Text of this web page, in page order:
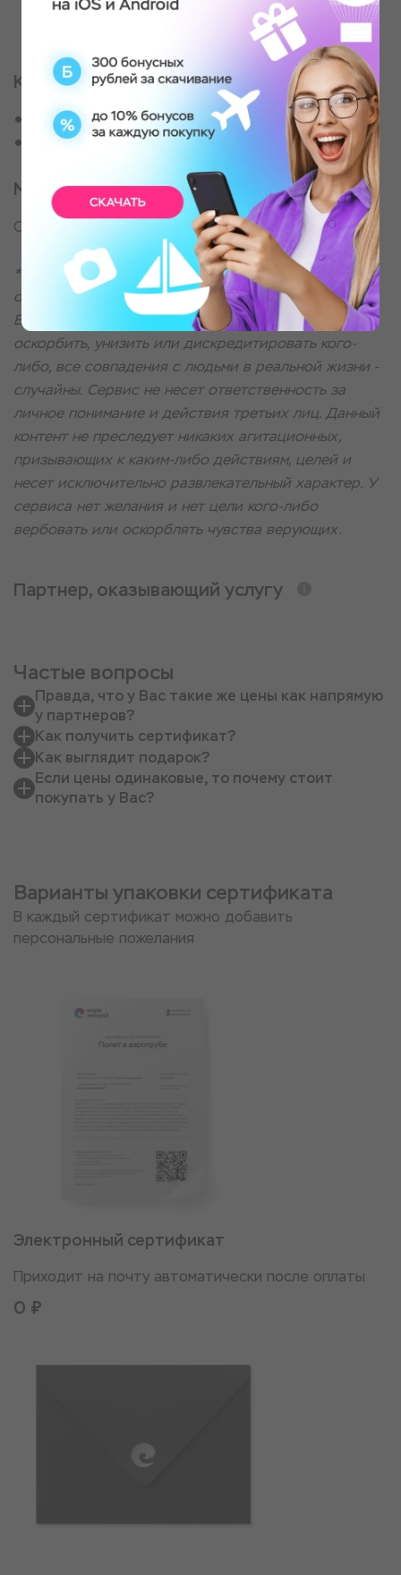
участник может обращаться с вопросами или за
Кому
Тому, кто хочет быстро решить вопрос
Всем, кто интересуется магическими штучками
Место проведения
Онлайн-формат в мессенджере
* Информация об услуге представлена в
ознакомительно-развлекательных целях.
Вышеописанные материалы не несут цели
оскорбить, унизить или дискредитировать кого-
либо, все совпадения с людьми в реальной жизни -
случайны. Сервис не несет ответственность за
личное понимание и действия третьих лиц. Данный
контент не преследует никаких агитационных,
призывающих к каким-либо действиям, целей и
несет исключительно развлекательный характер. У
сервиса нет желания и нет цели кого-либо
вербовать или оскорблять чувства верующих.
Партнер, оказывающий услугу
Частые вопросы
Правда, что у Вас такие же цены как напрямую
у партнеров?
Как получить сертификат?
Как выглядит подарок?
Если цены одинаковые, то почему стоит
покупать у Вас?
Варианты упаковки сертификата
В каждый сертификат можно добавить
персональные пожелания
Электронный сертификат
Приходит на почту автоматически после оплаты
0 ₽